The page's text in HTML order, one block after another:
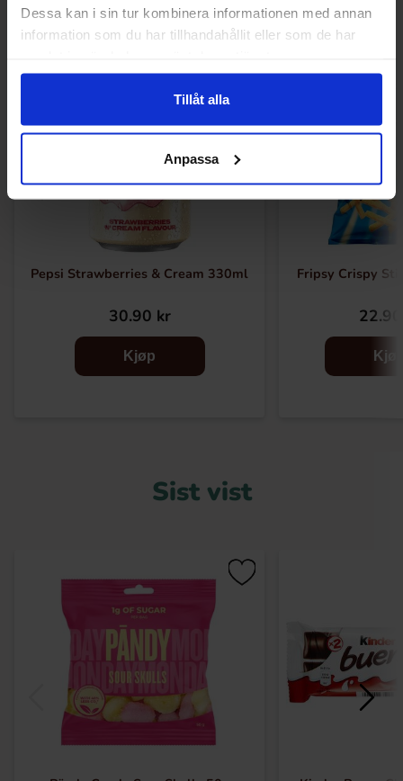
Dessa kan i sin tur kombinera informationen med annan
information som du har tillhandahållit eller som de har
Tillåt alla
Anpassa
Pepsi Strawberries & Cream 330ml
30.90 kr
Kjøp
Fripsy Crispy
Sist vist